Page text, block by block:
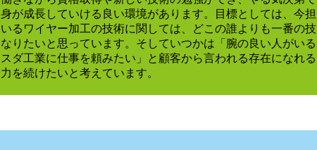
が成長していける良い環境があります。目標としては、今担
るワイヤー加工の技術に関しては、どこの誰よりも一番の技
りたいと思っています。そしていつかは「腕の良い人がいる
ダ工業に仕事を頼みたい」と顧客から言われる存在になれる
を続けたいと考えています。